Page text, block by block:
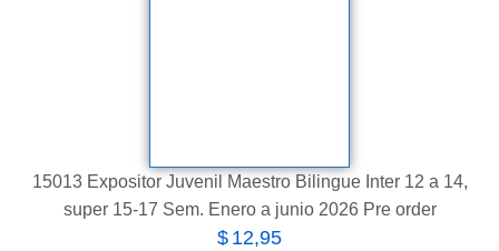
15013 Expositor Juvenil Maestro Bilingue Inter 12 a 14,
super 15-17 Sem. Enero a junio 2026 Pre order
$ 12,95